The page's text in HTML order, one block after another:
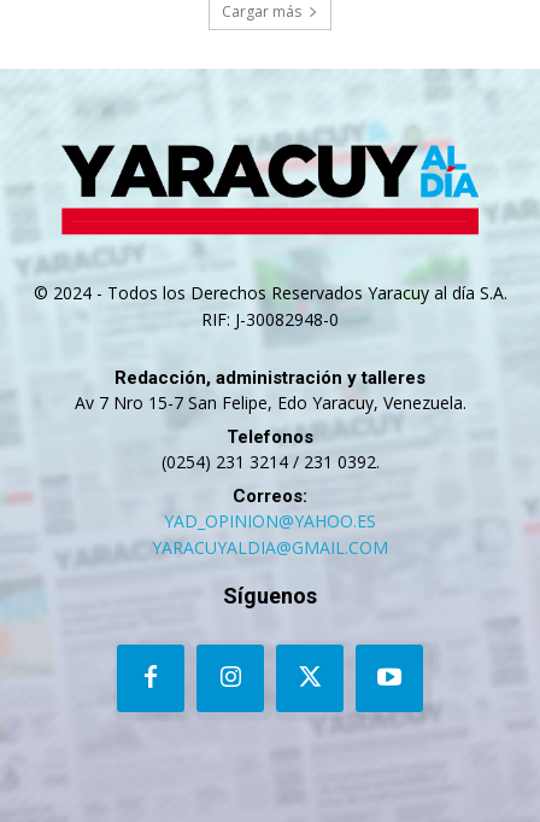
Cargar más
© 2024 - Todos los Derechos Reservados Yaracuy al día S.A.
RIF: J-30082948-0
Redacción, administración y talleres
Av 7 Nro 15-7 San Felipe, Edo Yaracuy, Venezuela.
Telefonos
(0254) 231 3214 / 231 0392.
Correos:
YAD_OPINION@YAHOO.ES
YARACUYALDIA@GMAIL.COM
Síguenos